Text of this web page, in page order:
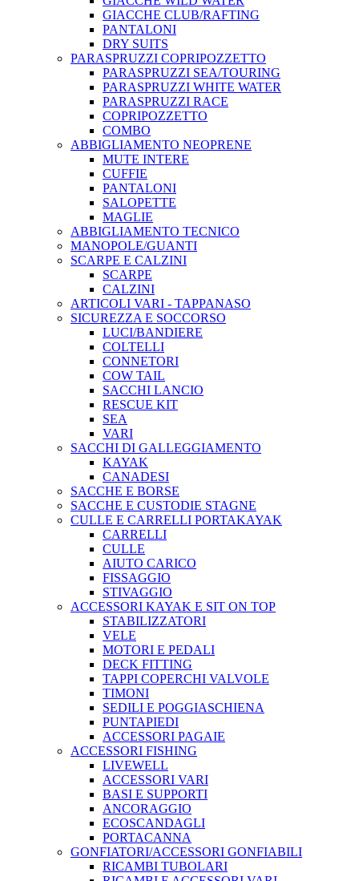
GIACCHE CLUB/RAFTING
PANTALONI
DRY SUITS
PARASPRUZZI COPRIPOZZETTO
PARASPRUZZI SEA/TOURING
PARASPRUZZI WHITE WATER
PARASPRUZZI RACE
COPRIPOZZETTO
COMBO
ABBIGLIAMENTO NEOPRENE
MUTE INTERE
CUFFIE
PANTALONI
SALOPETTE
MAGLIE
ABBIGLIAMENTO TECNICO
MANOPOLE/GUANTI
SCARPE E CALZINI
SCARPE
CALZINI
ARTICOLI VARI - TAPPANASO
SICUREZZA E SOCCORSO
LUCI/BANDIERE
COLTELLI
CONNETORI
COW TAIL
SACCHI LANCIO
RESCUE KIT
SEA
VARI
SACCHI DI GALLEGGIAMENTO
KAYAK
CANADESI
SACCHE E BORSE
SACCHE E CUSTODIE STAGNE
CULLE E CARRELLI PORTAKAYAK
CARRELLI
CULLE
AIUTO CARICO
FISSAGGIO
STIVAGGIO
ACCESSORI KAYAK E SIT ON TOP
STABILIZZATORI
VELE
MOTORI E PEDALI
DECK FITTING
TAPPI COPERCHI VALVOLE
TIMONI
SEDILI E POGGIASCHIENA
PUNTAPIEDI
ACCESSORI PAGAIE
ACCESSORI FISHING
LIVEWELL
ACCESSORI VARI
BASI E SUPPORTI
ANCORAGGIO
ECOSCANDAGLI
PORTACANNA
GONFIATORI/ACCESSORI GONFIABILI
RICAMBI TUBOLARI